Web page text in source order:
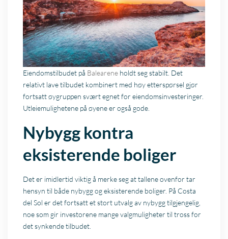
Eiendomstilbudet på Balearene holdt seg stabilt. Det
relativt lave tilbudet kombinert med høy etterspørsel gjør
fortsatt øygruppen svært egnet for eiendomsinvesteringer.
Utleiemulighetene på øyene er også gode.
Nybygg kontra
eksisterende boliger
Det er imidlertid viktig å merke seg at tallene ovenfor tar
hensyn til både nybygg og eksisterende boliger. På Costa
del Sol er det fortsatt et stort utvalg av nybygg tilgjengelig,
noe som gir investorene mange valgmuligheter til tross for
det synkende tilbudet.